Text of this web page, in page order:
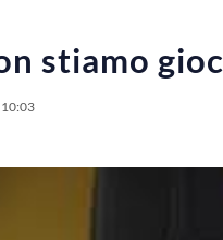
stiamo
10:03